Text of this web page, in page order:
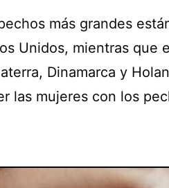
más grandes
Unidos, mientras que
Dinamarca y
las mujeres con los